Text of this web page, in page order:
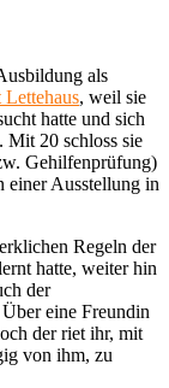
als
Lettehaus, weil sie
hatte und sich
Mit 20 schloss sie
Gehilfenprüfung)
einer Ausstellung in
Regeln der
hatte, weiter hin
der
eine Freundin
der riet ihr, mit
von ihm, zu